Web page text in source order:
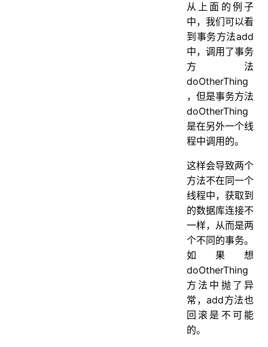
从上面的例子
中，我们可以看
到事务方法add
中，调用了事务
方法
doOtherThing
，但是事务方法
doOtherThing
是在另外一个线
程中调用的。
这样会导致两个
方法不在同一个
线程中，获取到
的数据库连接不
一样，从而是两
个不同的事务。
如果想
doOtherThing
方法中抛了异
常，add方法也
回滚是不可能
的。